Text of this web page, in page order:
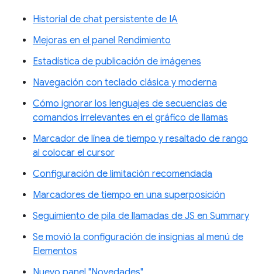
Historial de chat persistente de IA
Mejoras en el panel Rendimiento
Estadística de publicación de imágenes
Navegación con teclado clásica y moderna
Cómo ignorar los lenguajes de secuencias de
comandos irrelevantes en el gráfico de llamas
Marcador de línea de tiempo y resaltado de rango
al colocar el cursor
Configuración de limitación recomendada
Marcadores de tiempo en una superposición
Seguimiento de pila de llamadas de JS en Summary
Se movió la configuración de insignias al menú de
Elementos